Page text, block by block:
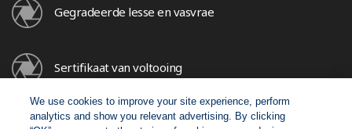
Gegradeerde lesse en vasvrae
Sertifikaat van voltooing
We use cookies to improve your site experience, perform
analytics and show you relevant advertising. By clicking